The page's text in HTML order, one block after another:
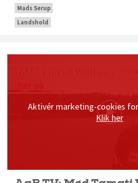
Mads Serup
Landshold
Aktivér marketing-cookies
Klik her